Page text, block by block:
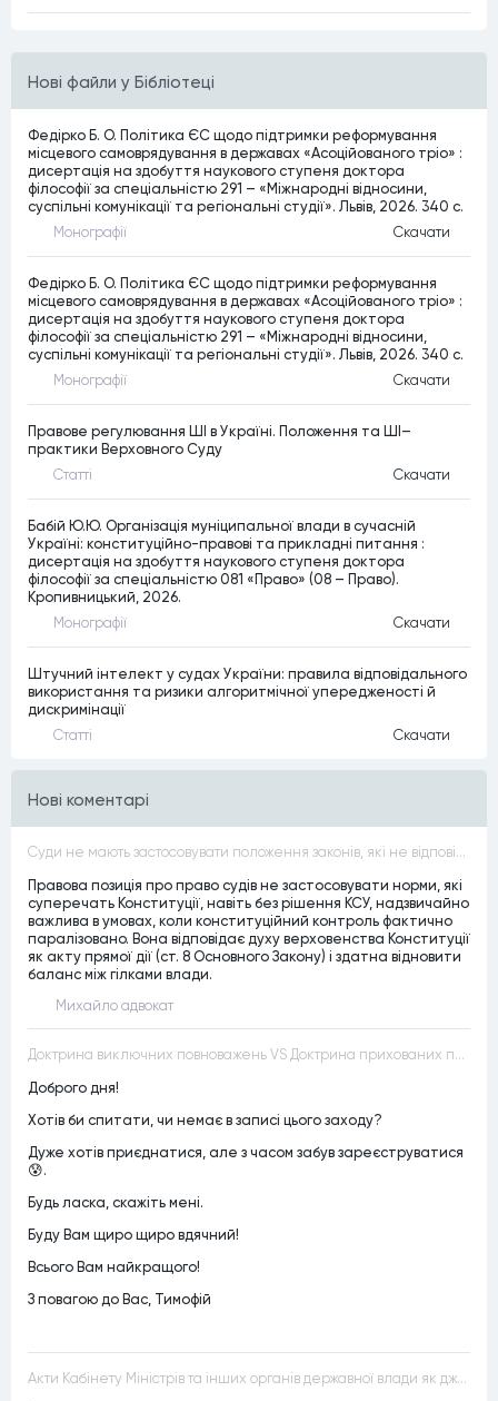
Нові файли у Бібліотеці
Федірко Б. О. Політика ЄС щодо підтримки реформування
місцевого самоврядування в державах «Асоційованого тріо» :
дисертація на здобуття наукового ступеня доктора
філософії за спеціальністю 291 – «Міжнародні відносини,
суспільні комунікації та регіональні студії». Львів, 2026. 340 c.
Монографiї Скачати
Федірко Б. О. Політика ЄС щодо підтримки реформування
місцевого самоврядування в державах «Асоційованого тріо» :
дисертація на здобуття наукового ступеня доктора
філософії за спеціальністю 291 – «Міжнародні відносини,
суспільні комунікації та регіональні студії». Львів, 2026. 340 c.
Монографiї Скачати
Правове регулювання ШІ в Україні. Положення та ШІ–
практики Верховного Суду
Статтi Скачати
Бабій Ю.Ю. Організація муніципальної влади в сучасній
Україні: конституційно-правові та прикладні питання :
дисертація на здобуття наукового ступеня доктора
філософії за спеціальністю 081 «Право» (08 – Право).
Кропивницький, 2026.
Монографiї Скачати
Штучний інтелект у судах України: правила відповідального
використання та ризики алгоритмічної упередженості й
дискримінації
Статтi Скачати
Нові коментарі
Суди не мають застосовувати положення законів, які не відповідають Конституції, незалежно від того, чи визнавалися вони Конституційним Судом України неконституційними, тобто закони, що суперечать Конституції України не можуть застосовуватися навіть у випадках, коли вони є чинними
Правова позиція про право судів не застосовувати норми, які
суперечать Конституції, навіть без рішення КСУ, надзвичайно
важлива в умовах, коли конституційний контроль фактично
паралізовано. Вона відповідає духу верховенства Конституції
як акту прямої дії (ст. 8 Основного Закону) і здатна відновити
баланс між гілками влади.
Михайло адвокат
Доктрина виключних повноважень VS Доктрина прихованих повноважень
Доброго дня!
Хотів би спитати, чи немає в записі цього заходу?
Дуже хотів приєднатися, але з часом забув зареєструватися
😰.
Будь ласка, скажіть мені.
Буду Вам щиро щиро вдячний!
Всього Вам найкращого!
З повагою до Вас, Тимофій
Акти Кабінету Міністрів та інших органів державної влади як джерела конституційного права